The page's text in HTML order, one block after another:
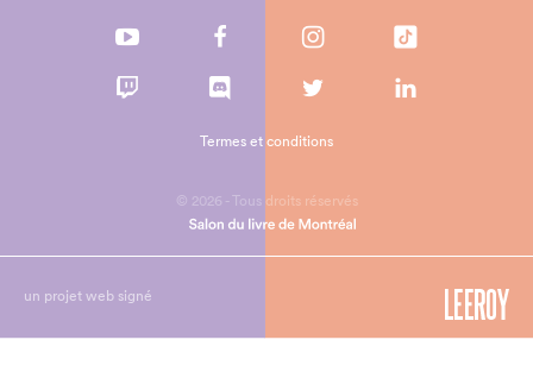
© 2026 - Tous droits réservés
Termes et conditions
un projet web signé